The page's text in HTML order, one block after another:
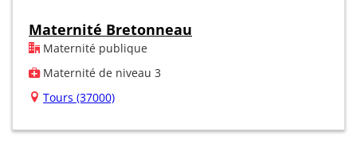
Maternité Bretonneau
Maternité publique
Maternité de niveau 3
Tours (37000)